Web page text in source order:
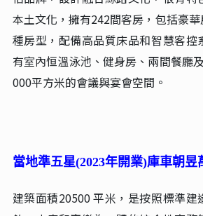
精選優質飯店